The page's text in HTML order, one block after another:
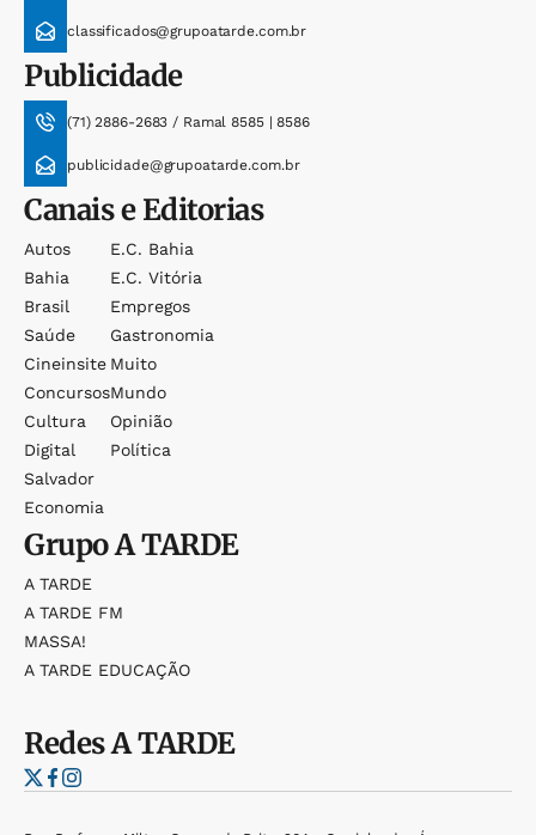
classificados@grupoatarde.com.br
Publicidade
(71) 2886-2683 / Ramal 8585 | 8586
publicidade@grupoatarde.com.br
Canais e Editorias
Autos
Bahia
Brasil
Saúde
Cineinsite
Concursos
Cultura
Digital
Salvador
Economia
E.c. Bahia
E.c. Vitória
Empregos
Gastronomia
Muito
Mundo
Opinião
Política
GrupoA TARDE
A TARDE
A TARDE FM
MASSA!
A TARDE EDUCAÇÃO
RedesA TARDE